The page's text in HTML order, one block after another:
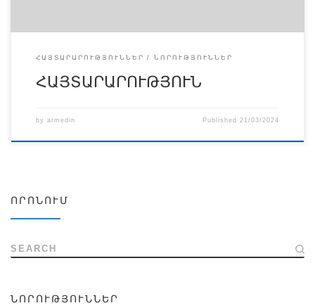
ՀԱՅՏԱՐԱՐՈՒԹՅՈՒՆՆԵՐ ՆՈՐՈՒԹՅՈՒՆՆԵՐ
ՀԱՅՏԱՐԱՐՈՒԹՅՈՒՆ
by armedin Published 21/03/2024
ՈՐՈՆՈՒՄ
SEARCH
ՆՈՐՈՒԹՅՈՒՆՆԵՐ